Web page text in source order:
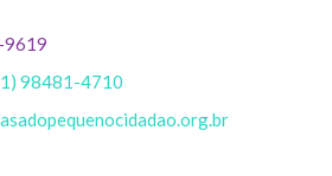
9619
98481-4710